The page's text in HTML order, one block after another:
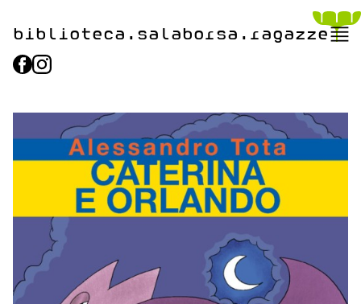
biblioteca.​salaborsa.ragazze